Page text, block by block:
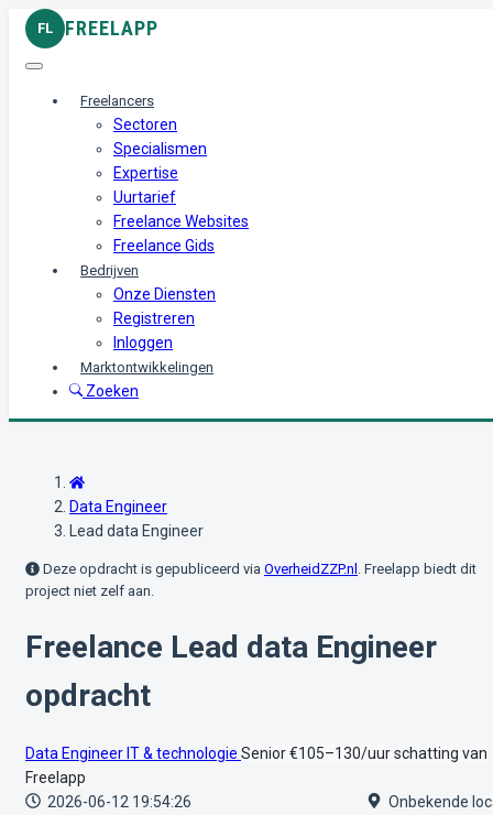
FL FREELAPP
Freelancers
Sectoren
Specialismen
Expertise
Uurtarief
Freelance Websites
Freelance Gids
Bedrijven
Onze Diensten
Registreren
Inloggen
Marktontwikkelingen
Zoeken
Data Engineer
Lead data Engineer
Deze opdracht is gepubliceerd via OverheidZZP.nl . Freelapp biedt dit
project niet zelf aan.
Freelance Lead data Engineer
opdracht
Data EngineerIT & technologie Senior€105–130/uurschatting van
Freelapp
2026-06-12 19:54:26
Onbekende